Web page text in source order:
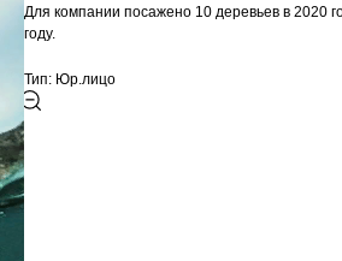
Для компании посажено 10 деревьев в 2020
году.
Тип: Юр.лицо